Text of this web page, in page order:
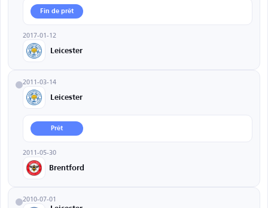
Fin de prêt
2017-01-12
Leicester
2011-03-14
Leicester
Prêt
2011-05-30
Brentford
2010-07-01